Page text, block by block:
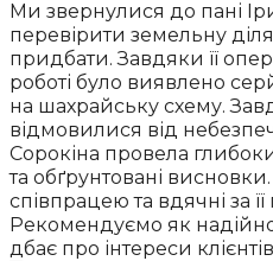
Ми звернулися до пані
перевірити земельну
придбати. Завдяки її
роботі було виявлено
на шахрайську схему.
відмовилися від
Сорокіна провела
та обґрунтовані
співпрацею та вдячні за
Рекомендуємо як
дбає про інтереси